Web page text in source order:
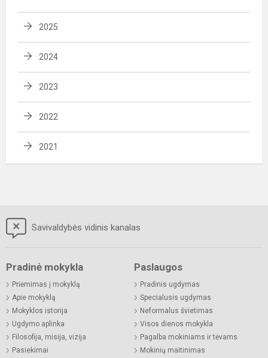
2025
2024
2023
2022
2021
Savivaldybės vidinis kanalas
Pradinė mokykla
Priėmimas į mokyklą
Apie mokyklą
Mokyklos istorija
Ugdymo aplinka
Filosofija, misija, vizija
Pasiekimai
Paslaugos
Pradinis ugdymas
Specialusis ugdymas
Neformalus švietimas
Visos dienos mokykla
Pagalba mokiniams ir tėvams
Mokinių maitinimas